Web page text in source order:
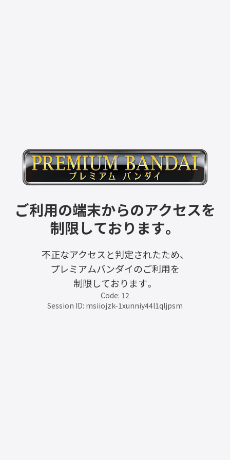
ご利用の端末からのアクセスを
制限しております。
不正なアクセスと判定されたため、
プレミアムバンダイのご利用を
制限しております。
Code: 12
Session ID: msiiojzk-1xunniy44l1qljpsm